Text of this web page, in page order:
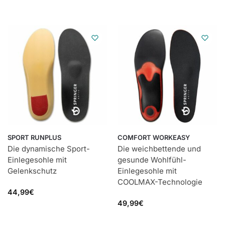
SPORT RUNPLUS
Die dynamische Sport-
Einlegesohle mit
Gelenkschutz
44,99€
COMFORT WORKEASY
Die weichbettende und
gesunde Wohlfühl-
Einlegesohle mit
COOLMAX-Technologie
49,99€